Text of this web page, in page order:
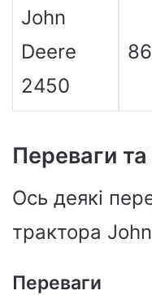
John
Deere
2450
Переваги та
Ось деякі
трактора
Переваги